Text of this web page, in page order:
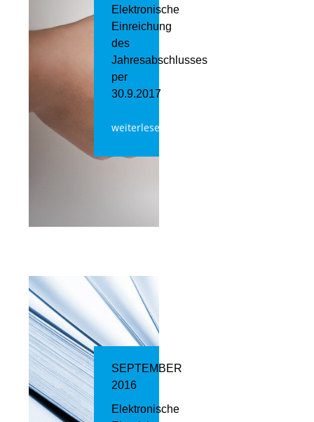
Elektronische
Einreichung
des
Jahresabschlusses
per
30.9.2017
weiterlesen
SEPTEMBER
2016
Elektronische